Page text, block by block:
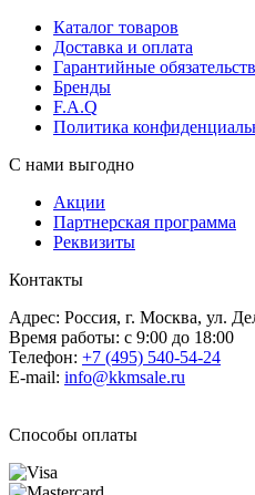
Каталог товаров
Доставка и оплата
Гарантийные
Бренды
F.A.Q
Политика
С нами выгодно
Акции
Партнерская программа
Реквизиты
Контакты
Адрес: Россия, г. Москва, ул.
Время работы: с 9:00 до 18:00
Телефон: +7 (495) 540-54-24
E-mail: info@kkmsale.ru
Способы оплаты